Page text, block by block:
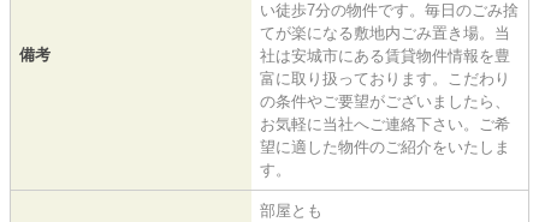
備考
い徒歩7分の物件です。毎日のごみ捨
てが楽になる敷地内ごみ置き場。当
社は安城市にある賃貸物件情報を豊
富に取り扱っております。こだわり
の条件やご要望がございましたら、
お気軽に当社へご連絡下さい。ご希
望に適した物件のご紹介をいたしま
す。
部屋とも